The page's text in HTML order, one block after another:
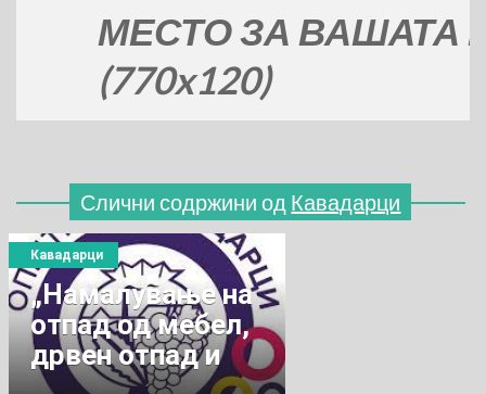
ЗА ВАШАТА
Слични содржини од Кавадарци
„Намалување на
отпад од мебел,
дрвен отпад и
текстил преку
Кавадарци